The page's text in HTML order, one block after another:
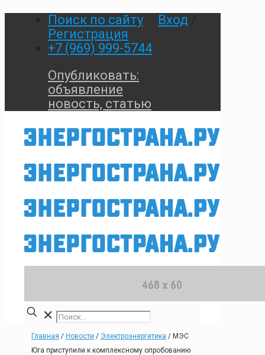
Поиск по сайту Вход
Регистрация
+7 (969) 999-5744
Опубликовать:
объявление
новость, статью
✕
Главная / Новости / Электроэнергетика / МЭС
Юга приступили к комплексному опробованию